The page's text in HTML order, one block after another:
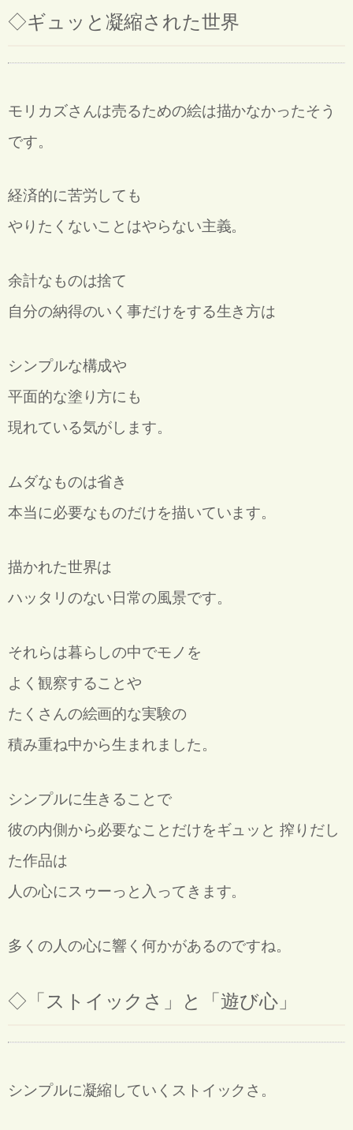
◇ギュッと凝縮された世界
モリカズさんは売るための絵は描かなかったそう
です。
経済的に苦労しても
やりたくないことはやらない主義。
余計なものは捨て
自分の納得のいく事だけをする生き方は
シンプルな構成や
平面的な塗り方にも
現れている気がします。
ムダなものは省き
本当に必要なものだけを描いています。
描かれた世界は
ハッタリのない日常の風景です。
それらは暮らしの中でモノを
よく観察することや
たくさんの絵画的な実験の
積み重ね中から生まれました。
シンプルに生きることで
彼の内側から必要なことだけをギュッと 搾りだし
た作品は
人の心にスゥーっと入ってきます。
多くの人の心に響く何かがあるのですね。
◇ 「ストイックさ」と「遊び心」
シンプルに凝縮していくストイックさ。